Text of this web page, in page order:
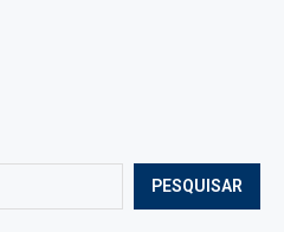
PESQUISAR